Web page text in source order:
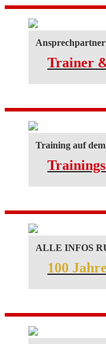
Trainer
Training auf
ALLE INFOS
100